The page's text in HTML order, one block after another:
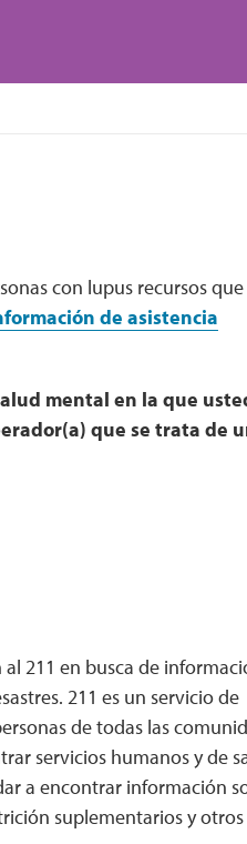
con lupus recursos que
de asistencia
mental en la que
que se trata de
al 211 en busca de
211 es un servicio de
de todas las
servicios humanos y de
a encontrar información
suplementarios y otros